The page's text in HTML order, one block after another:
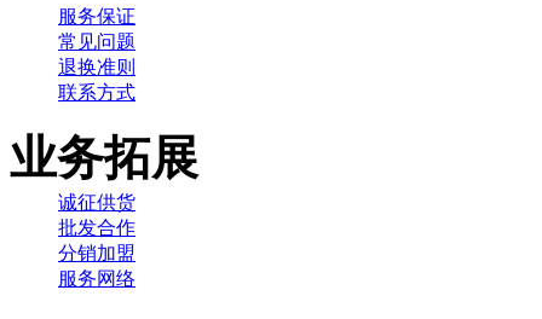
服务保证
常见问题
退换准则
联系方式
业务拓展
诚征供货
批发合作
分销加盟
服务网络